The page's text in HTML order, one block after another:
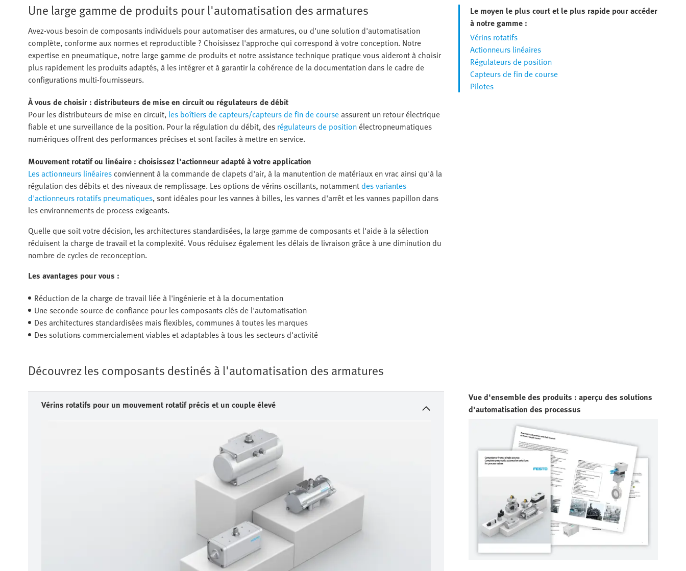
Une large gamme de produits pour l'automatisation des armatures
Avez-vous besoin de composants individuels pour automatiser des armatures, ou d'une solution d'automatisation
complète, conforme aux normes et reproductible ? Choisissez l'approche qui correspond à votre conception. Notre
expertise en pneumatique, notre large gamme de produits et notre assistance technique pratique vous aideront à choisir
plus rapidement les produits adaptés, à les intégrer et à garantir la cohérence de la documentation dans le cadre de
configurations multi-fournisseurs.
À vous de choisir : distributeurs de mise en circuit ou régulateurs de débit
Pour les distributeurs de mise en circuit, les boîtiers de capteurs/capteurs de fin de courseassurent un retour électrique
fiable et une surveillance de la position. Pour la régulation du débit, des régulateurs de positionélectropneumatiques
numériques offrent des performances précises et sont faciles à mettre en service.
Mouvement rotatif ou linéaire : choisissez l'actionneur adapté à votre application
Les actionneurs linéairesconviennent à la commande de clapets d'air, à la manutention de matériaux en vrac ainsi qu'à la
régulation des débits et des niveaux de remplissage. Les options de vérins oscillants, notammentdes variantes
d'actionneurs rotatifs pneumatiques, sont idéales pour les vannes à billes, les vannes d'arrêt et les vannes papillon dans
les environnements de process exigeants.
Quelle que soit votre décision, les architectures standardisées, la large gamme de composants et l'aide à la sélection
réduisent la charge de travail et la complexité. Vous réduisez également les délais de livraison grâce à une diminution du
nombre de cycles de reconception.
Les avantages pour vous :
Réduction de la charge de travail liée à l'ingénierie et à la documentation
Une seconde source de confiance pour les composants clés de l'automatisation
Des architectures standardisées mais flexibles, communes à toutes les marques
Des solutions commercialement viables et adaptables à tous les secteurs d'activité
Le moyen le plus court et le plus rapide pour accéder
à notre gamme :
Vérins rotatifs
Actionneurs linéaires
Régulateurs de position
Capteurs de fin de course
Pilotes
Découvrez les composants destinés à l'automatisation des armatures
Vérins rotatifs pour un mouvement rotatif précis et un couple élevé
Vue d'ensemble des produits : aperçu des solutions
d'automatisation des processus